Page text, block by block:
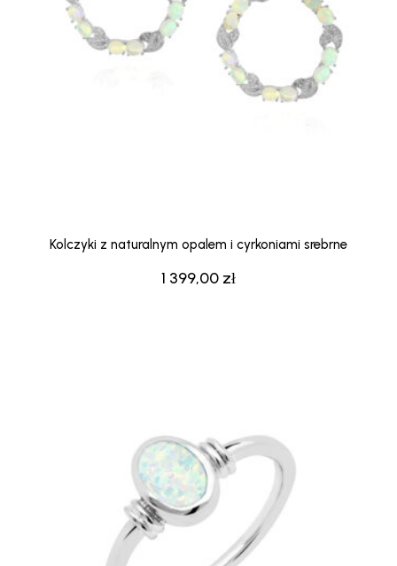
1 399,00 zł
Kolczyki z naturalnym opalem i cyrkoniami srebrne